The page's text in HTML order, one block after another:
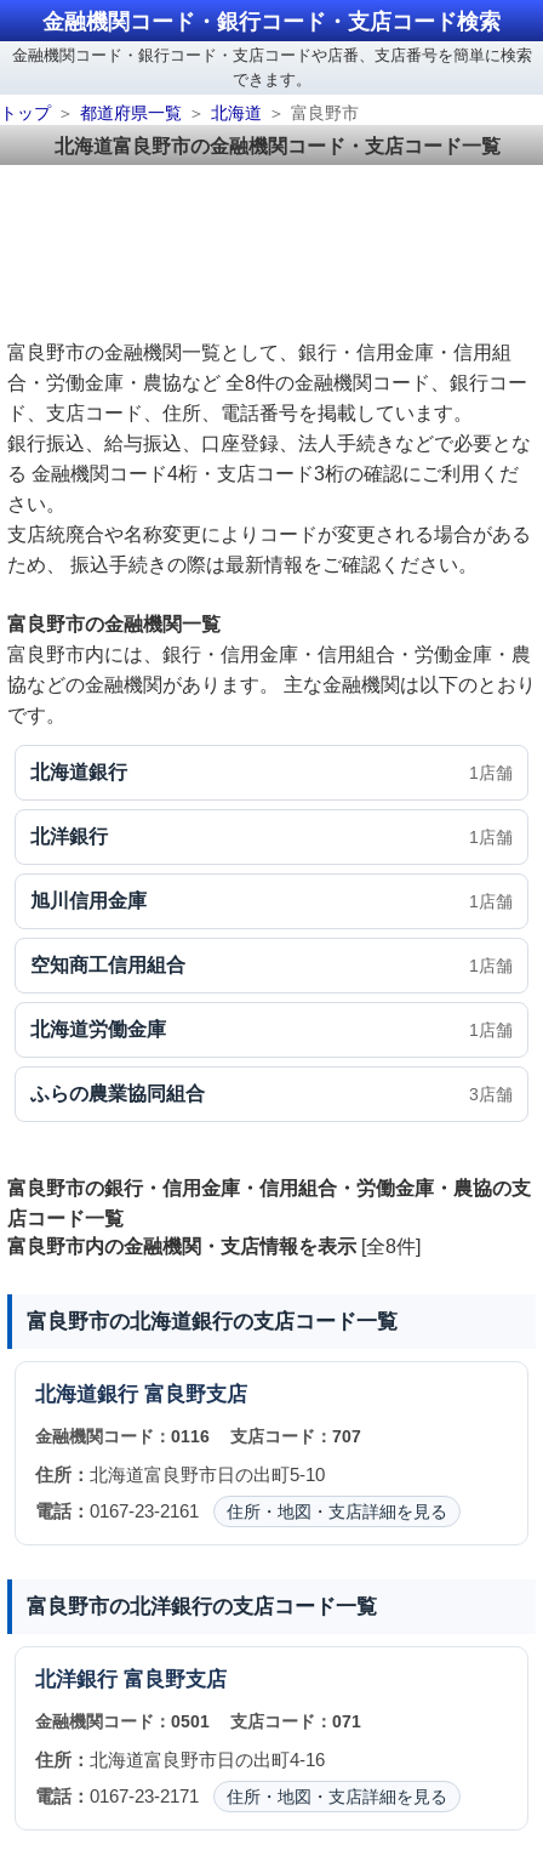
金融機関コード・銀行コード・支店コード検索
金融機関コード・銀行コード・支店コードや店番、支店番号を簡単に検索
できます。
トップ
都道府県一覧 北海道 富良野市
北海道富良野市の金融機関コード・支店コード一覧
富良野市の金融機関一覧として、銀行・信用金庫・信用組
合・労働金庫・農協など 全8件の金融機関コード、銀行コー
ド、支店コード、住所、電話番号を掲載しています。
銀行振込、給与振込、口座登録、法人手続きなどで必要とな
る 金融機関コード4桁・支店コード3桁の確認にご利用くだ
さい。
支店統廃合や名称変更によりコードが変更される場合がある
ため、 振込手続きの際は最新情報をご確認ください。
富良野市の金融機関一覧
富良野市内には、銀行・信用金庫・信用組合・労働金庫・農
協などの金融機関があります。 主な金融機関は以下のとおり
です。
北海道銀行 1店舗
北洋銀行 1店舗
旭川信用金庫 1店舗
空知商工信用組合 1店舗
北海道労働金庫 1店舗
ふらの農業協同組合 3店舗
富良野市の銀行・信用金庫・信用組合・労働金庫・農協の支
店コード一覧
富良野市内の金融機関・支店情報を表示 [全8件]
富良野市の北海道銀行の支店コード一覧
北海道銀行 富良野支店
金融機関コード： 0116 支店コード：707
住所： 北海道富良野市日の出町5-10
電話： 0167-23-2161 住所・地図・支店詳細を見る
富良野市の北洋銀行の支店コード一覧
北洋銀行 富良野支店
金融機関コード： 0501 支店コード：071
住所： 北海道富良野市日の出町4-16
電話： 0167-23-2171 住所・地図・支店詳細を見る